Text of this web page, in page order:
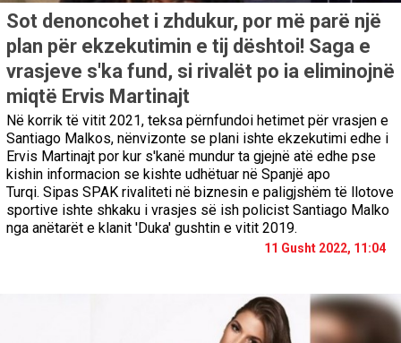
Sot denoncohet i zhdukur, por më parë një
plan për ekzekutimin e tij dështoi! Saga e
vrasjeve s'ka fund, si rivalët po ia eliminojnë
miqtë Ervis Martinajt
Në korrik të vitit 2021, teksa përnfundoi hetimet për vrasjen e
Santiago Malkos, nënvizonte se plani ishte ekzekutimi edhe i
Ervis Martinajt por kur s'kanë mundur ta gjejnë atë edhe pse
kishin informacion se kishte udhëtuar në Spanjë apo
Turqi. Sipas SPAK rivaliteti në biznesin e paligjshëm të llotove
sportive ishte shkaku i vrasjes së ish policist Santiago Malko
nga anëtarët e klanit 'Duka' gushtin e vitit 2019.
11 Gusht 2022, 11:04